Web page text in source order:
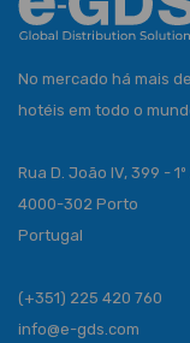
No mercado há mais
hotéis em todo o
Rua D. João IV, 399 -
4000-302 Porto
Portugal
(+351) 225 420 760
info@e-gds.com